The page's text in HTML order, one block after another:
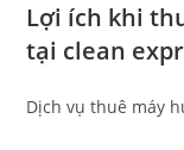
Lợi ích khi
tại clean
Dịch vụ thuê máy